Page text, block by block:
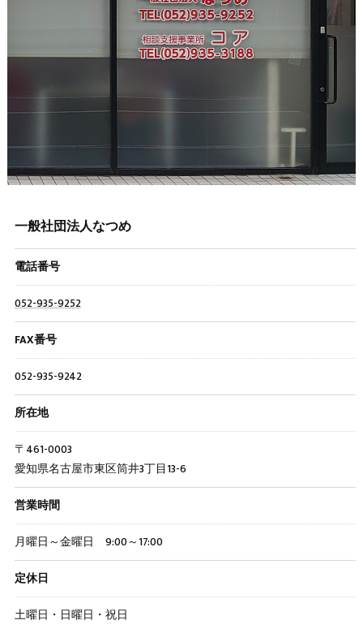
一般社団法人なつめ
電話番号
052-935-9252
FAX番号
052-935-9242
所在地
〒461-0003
愛知県名古屋市東区筒井3丁目13-6
営業時間
月曜日～金曜日 9:00～17:00
定休日
土曜日・日曜日・祝日